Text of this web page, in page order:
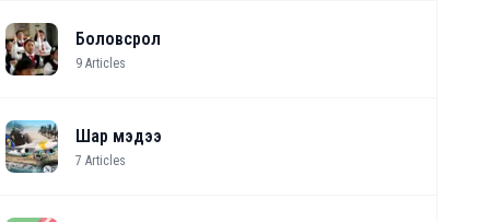
Боловсрол
9 Articles
Шар мэдээ
7 Articles